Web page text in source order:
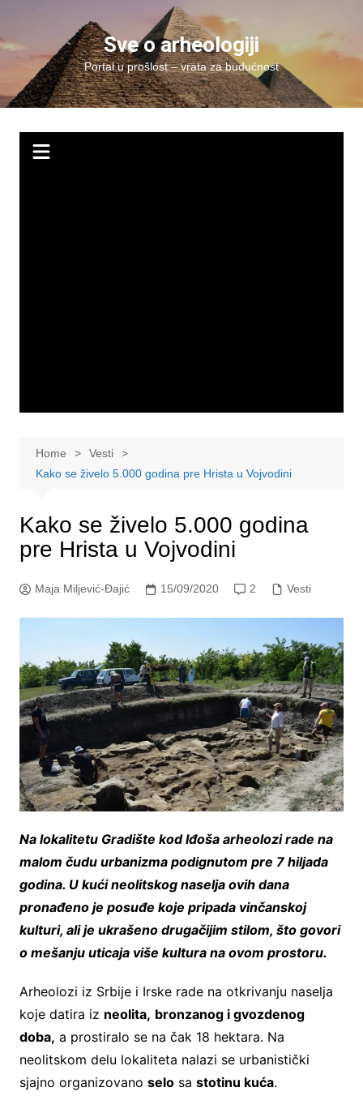
content
Sve o arheologiji
Portal u prošlost – vrata za budućnost
Home
Vesti
Kako se živelo 5.000 godina pre Hrista u Vojvodini
Kako se živelo 5.000 godina
pre Hrista u Vojvodini
Maja Miljević-Đajić 15/09/2020 2 Vesti
Na lokalitetu Gradište kod Iđoša arheolozi rade na
malom čudu urbanizma podignutom pre 7 hiljada
godina. U kući neolitskog naselja ovih dana
pronađeno je posuđe koje pripada vinčanskoj
kulturi, ali je ukrašeno drugačijim stilom, što govori
o mešanju uticaja više kultura na ovom prostoru.
Arheolozi iz Srbije i Irske rade na otkrivanju naselja
koje datira iz neolita, bronzanog i gvozdenog
doba, a prostiralo se na čak 18 hektara. Na
neolitskom delu lokaliteta nalazi se urbanistički
sjajno organizovano selosa stotinu kuća.